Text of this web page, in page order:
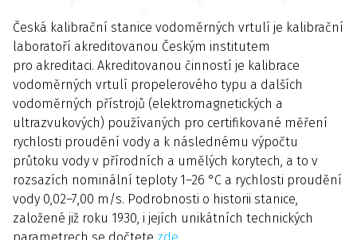
Česká kalibrační stanice vodoměrných vrtulí je kalibrační
laboratoří akreditovanou Českým institutem
pro akreditaci. Akreditovanou činností je kalibrace
vodoměrných vrtulí propelerového typu a dalších
vodoměrných přístrojů (elektromagnetických a
ultrazvukových) používaných pro certifikované měření
rychlosti proudění vody a k následnému výpočtu
průtoku vody v přírodních a umělých korytech, a to v
rozsazích nominální teploty 1–26 °C a rychlosti proudění
vody 0,02–7,00 m/s. Podrobnosti o historii stanice,
založené již roku 1930, i jejích unikátních technických
parametrech se dočtete zde.